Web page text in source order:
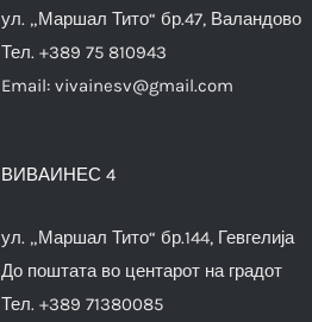
ул. „Маршал Тито“ бр.47, Валандово
Тел. +389 75 810943
Email: vivainesv@gmail.com
ВИВАИНЕС 4
ул. „Маршал Тито“ бр.144, Гевгелија
До поштата во центарот на градот
Тел. +389 71380085